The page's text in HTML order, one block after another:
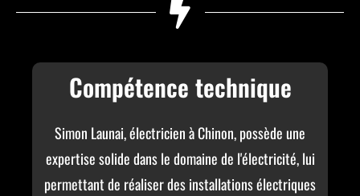
Compétence technique
Simon Launai, électricien à Chinon, possède une
expertise solide dans le domaine de l'électricité, lui
permettant de réaliser des installations électriques